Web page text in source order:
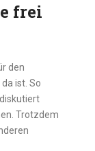
frei
den
ist. So
Trotzdem